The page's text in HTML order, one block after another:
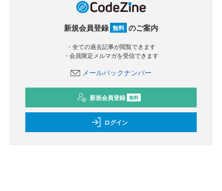
新規会員登録 無料 のご案内
・全ての過去記事が閲覧できます
・会員限定メルマガを受信できます
メールバックナンバー
新規会員登録 無料
ログイン